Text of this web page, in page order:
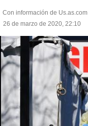
Con información de Us.as.com
26 de marzo de 2020, 22:10